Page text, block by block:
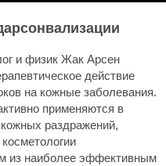
и физик Жак Арсен
действие
на кожные заболевания.
применяются в
раздражений,
из наиболее эффективным